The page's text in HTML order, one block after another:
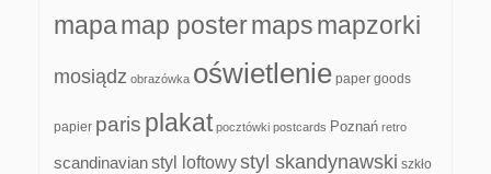
mapamap postermapsmapzorki
mosiądz obrazówka oświetlenie paper goods
papier paris plakat pocztówki postcards Poznań retro
scandinavianstyl loftowystyl skandynawski szkło